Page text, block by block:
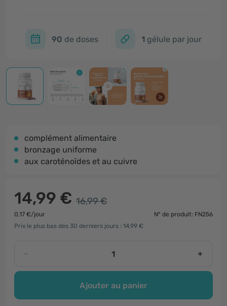
90 de doses 1 gélule par jour
complément alimentaire
bronzage uniforme
aux caroténoïdes et au cuivre
14,99 € 16,99 €
0,17 €/jour
N° de produit: FN256
Prix le plus bas des 30 derniers jours : 14,99 €
- +
Ajouter au panier